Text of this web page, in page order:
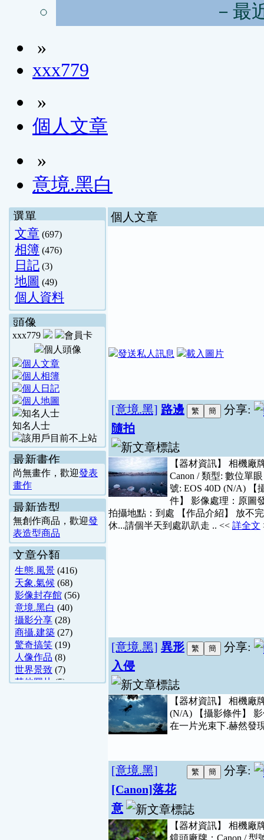
－最
»
xxx779
»
個人文章
»
意境.黑白
選單
文章 (697)
相簿 (476)
日記 (3)
地圖 (49)
個人資料
頭像
xxx779
知名人士
最新畫作
尚無畫作，歡迎發表
畫作
最新造型
無創作商品，歡迎發
表造型商品
文章分類
生態.風景 (416)
天象.氣候 (68)
影像封存館 (56)
意境.黑白 (40)
攝影分享 (28)
商攝.建築 (27)
驚奇搞笑 (19)
人像作品 (8)
世界景致 (7)
其他圖片(5)
個人文章
分享:
[意境.黑] 路邊
隨拍
【器材資訊】 相機廠
Canon / 類型: 數位單
號: EOS 40D (N/A) 【
件】 影像處理：原圖
拍攝地點：到處 【作品介紹】 放不
休...請個半天到處趴趴走 .. << 詳全文
分享:
[意境.黑] 異形
入侵
【器材資訊】 相機廠
(N/A) 【攝影條件】
在一片光束下.赫然發
分享:
[意境.黑]
[Canon]落花
意
【器材資訊】 相機廠
鏡頭廠牌：Canon / 型